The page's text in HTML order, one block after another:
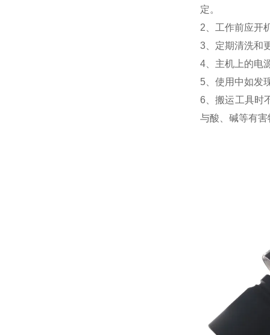
定。
2、工作前应开
3、定期清洗和
4、主机上的电
5、使用中如发
6、搬运工具时
与酸、碱等有